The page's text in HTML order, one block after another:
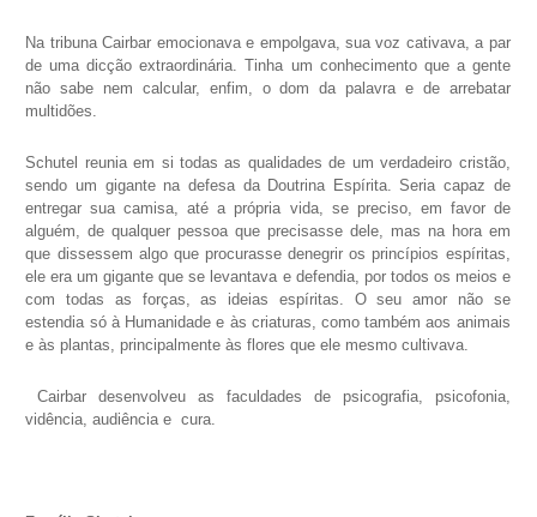
Na tribuna Cairbar emocionava e empolgava, sua voz cativava, a par
de uma dicção extraordinária. Tinha um conhecimento que a gente
não sabe nem calcular, enfim, o dom da palavra e de arrebatar
multidões.
Schutel reunia em si todas as qualidades de um verdadeiro cristão,
sendo um gigante na defesa da Doutrina Espírita. Seria capaz de
entregar sua camisa, até a própria vida, se preciso, em favor de
alguém, de qualquer pessoa que precisasse dele, mas na hora em
que dissessem algo que procurasse denegrir os princípios espíritas,
ele era um gigante que se levantava e defendia, por todos os meios e
com todas as forças, as ideias espíritas. O seu amor não se
estendia só à Humanidade e às criaturas, como também aos animais
e às plantas, principalmente às flores que ele mesmo cultivava.
Cairbar desenvolveu as faculdades de psicografia, psicofonia,
vidência, audiência e cura.